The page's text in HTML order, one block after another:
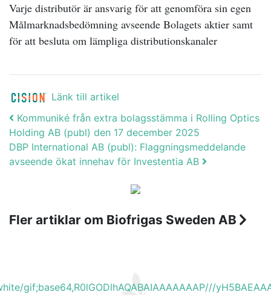
Varje distributör är ansvarig för att genomföra sin egen
Målmarknadsbedömning avseende Bolagets aktier samt
för att besluta om lämpliga distributionskanaler
Länk till artikel
Post navigation
Kommuniké från extra bolagsstämma i Rolling Optics
Holding AB (publ) den 17 december 2025
DBP International AB (publ): Flaggningsmeddelande
avseende ökat innehav för Investentia AB
Fler artiklar om Biofrigas Sweden AB
gif;base64,R0lGODlhAQABAIAAAAAAAP///